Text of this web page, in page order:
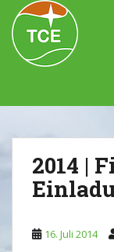
Skip to main content
2014 |
16. Juli 2014